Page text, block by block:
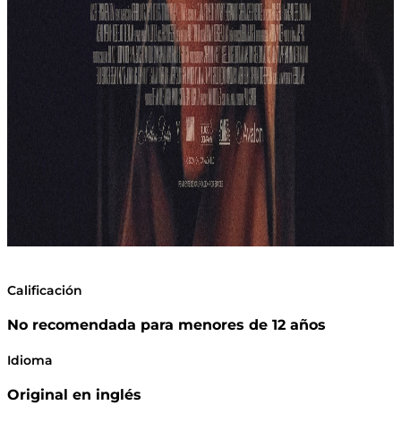
Calificación
No recomendada para menores de 12 años
Idioma
Original en inglés